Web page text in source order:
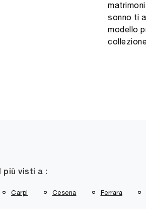
sonno ti
modello
I più visti a :
Carpi Cesena Ferrara